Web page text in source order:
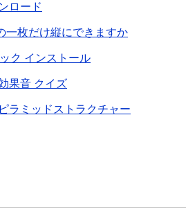
ロード
一枚だけ縦にできますか
ク インストール
果音 クイズ
ラミッドストラクチャー